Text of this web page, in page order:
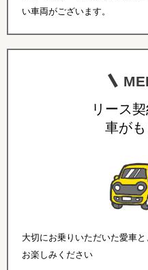
い車両がございます。
リース
車が
大切にお乗りいただいた愛車
お楽しみください